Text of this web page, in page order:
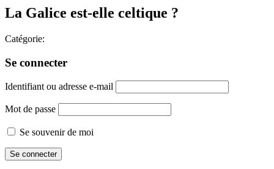
La Galice est-elle celtique ?
Catégorie:
Se connecter
Identifiant ou adresse e-mail
Mot de passe
Se souvenir de moi